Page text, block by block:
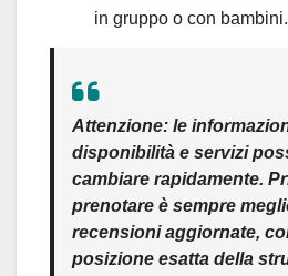
in gruppo o con bambini.
Attenzione: le
disponibilità e servizi
cambiare rapidamente.
prenotare è sempre
recensioni aggiornate,
posizione esatta della